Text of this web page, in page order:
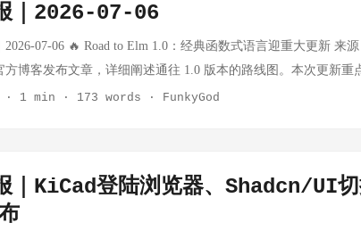
场规模约35亿元（人民币），人形机器人占比从2024年的8%提
模组，量产成本优势 日本 步科股份（A股） 低压直流平台 已给
供为主，部分外采 整机厂 本周关键事件 ...
Raven通过四层仿生架构将对话流切分为独立记忆单元，构建用
EverBrain动态微调模型权重。测试数据显示，Raven能以传统方
确率。 来源：新浪科技 | 时间：2026-07-10 📰 加速进化发布
台 加速进化发布具身开发旗舰平台Booster T2，融合腿足运动控
片业协会（RIAA）与国际唱片业协会（IFPI）牵头，联合多家
Music等流媒体平台对AI生成音乐打上专属标识。拟设置两类标
｜2026-07-06
07-06 🔥 Road to Elm 1.0：经典函数式语言迎重大更新 来源
方博客发布文章，详细阐述通往 1.0 版本的路线图。本次更新重
了全新的编译器架构，显著缩短大型项目的编译时间。 Elm 是
继 Switch 2 发布以来首次大规模的硬件规格调整。 值得注意的
，相比初代 Switch 2 内置不可拆卸电池的设计，这一改动回应
· 1 min · 173 words · FunkyGod
｜KiCad登陆浏览器、Shadcn/UI